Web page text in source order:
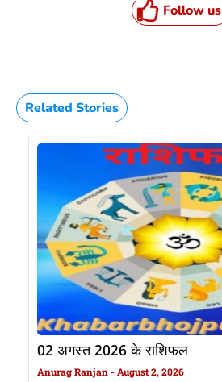
Follow us
Related Stories
02 अगस्त 2026 के राशिफल
Anurag Ranjan August 2, 2026